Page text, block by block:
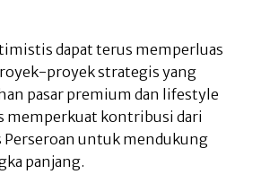
dapat terus memperluas
proyek strategis yang
pasar premium dan lifestyle
memperkuat kontribusi dari
untuk mendukung
panjang.